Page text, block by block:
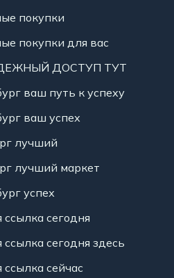
покупки
покупки для вас
ДОСТУП ТУТ
ваш путь к успеху
ваш успех
лучший
лучший маркет
успех
ссылка сегодня
сегодня здесь
ссылка сейчас